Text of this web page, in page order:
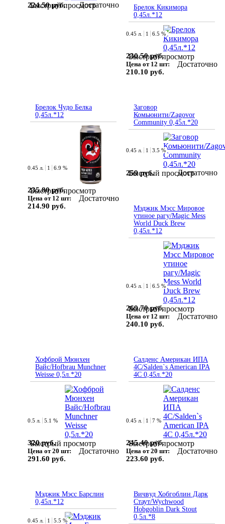
Быстрый просмотр
224.50 руб. Достаточно
Брелок Кикимора
0,45л.*12
Быстрый просмотр
0.45 л. 1 6.5 %
230.50 руб.
Цена от 12 шт:
210.10 руб.
Достаточно
Брелок Чудо Белка
0,45л.*12
Быстрый просмотр
0.45 л. 1 6.9 %
235.80 руб.
Цена от 12 шт:
214.90 руб.
Достаточно
Заговор
Комьюнити/Zagovor
Community 0,45л.*20
Быстрый просмотр
0.45 л. 1 3.5 %
259 руб. Достаточно
Мэджик Мэсс Мировое
утиное рагу/Magic Mess
World Duck Brew
0,45л.*12
Быстрый просмотр
0.45 л. 1 6.5 %
269.70 руб.
Цена от 12 шт:
240.10 руб.
Достаточно
Хофброй Мюнхен
Вайс/Hofbrau Munchner
Weisse 0,5л.*20
Быстрый просмотр
0.5 л. 5.1 %
320 руб.
Цена от 20 шт:
291.60 руб.
Достаточно
Салденс Американ ИПА
4С/Salden`s American IPA
4C 0,45л.*20
Быстрый просмотр
0.45 л. 1 7 %
245.40 руб.
Цена от 20 шт:
223.60 руб.
Достаточно
Мэджик Мэсс Барслин
0,45л.*12
0.45 л. 1 5.5 %
Вичвуд Хобгоблин Дарк
Стаут/Wychwood
Hobgoblin Dark Stout
0,5л.*8